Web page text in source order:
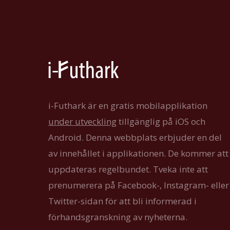
i-Futhark är en gratis mobilapplikation
under utvecklingtillgänglig på iOS och
Android. Denna webbplats erbjuder en del
av innehållet i applikationen. De kommer att
uppdateras regelbundet. Tveka inte att
prenumerera på Facebook-, Instagram- eller
Twitter-sidan för att bli informerad i
förhandsgranskning av nyheterna.